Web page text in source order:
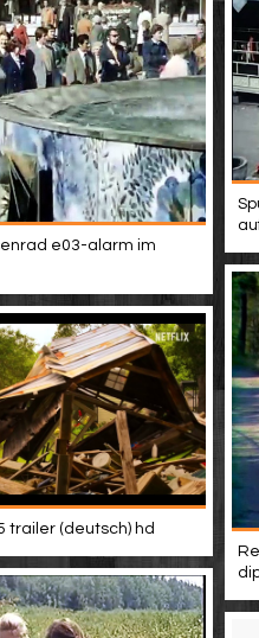
e03-alarm im
trailer (deutsch) hd